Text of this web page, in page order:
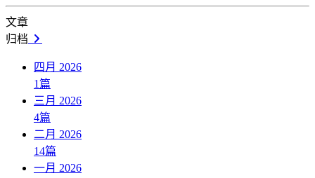
文章
归档
四月 2026
1篇
三月 2026
4篇
二月 2026
14篇
一月 2026